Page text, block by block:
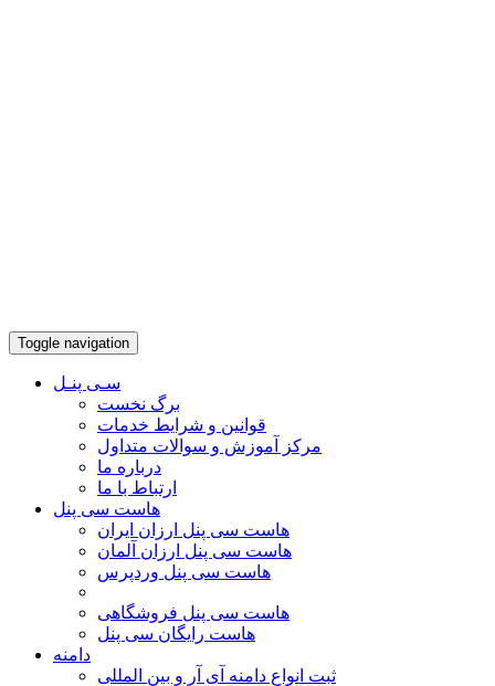
Toggle navigation
سـی پنـل
برگ نخست
قوانین و شرایط خدمات
مرکز آموزش و سوالات متداول
درباره ما
ارتباط با ما
هاست سی پنل
هاست سی پنل ارزان ایران
هاست سی پنل ارزان آلمان
هاست سی پنل وردپرس
هاست سی پنل فروشگاهی
هاست رایگان سی پنل
دامنه
ثبت انواع دامنه آی آر و بین المللی